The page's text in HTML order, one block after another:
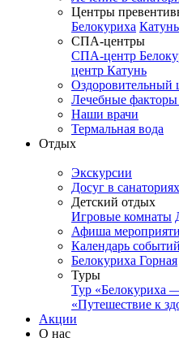
Центры
Белокуриха Катунь
СПА-центры
СПА-центр
центр Катунь
Лечебные факторы
Наши врачи
Термальная вода
Отдых
Экскурсии
Досуг в санаториях
Детский отдых
Игровые комнаты
Афиша
Календарь событий
Белокуриха Горная
Туры
Тур «Белокуриха
«Путешествие к
Акции
О нас